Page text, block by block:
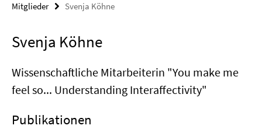
Mitglieder
Svenja Köhne
Svenja Köhne
Wissenschaftliche Mitarbeiterin "You make me
feel so... Understanding Interaffectivity"
Publikationen